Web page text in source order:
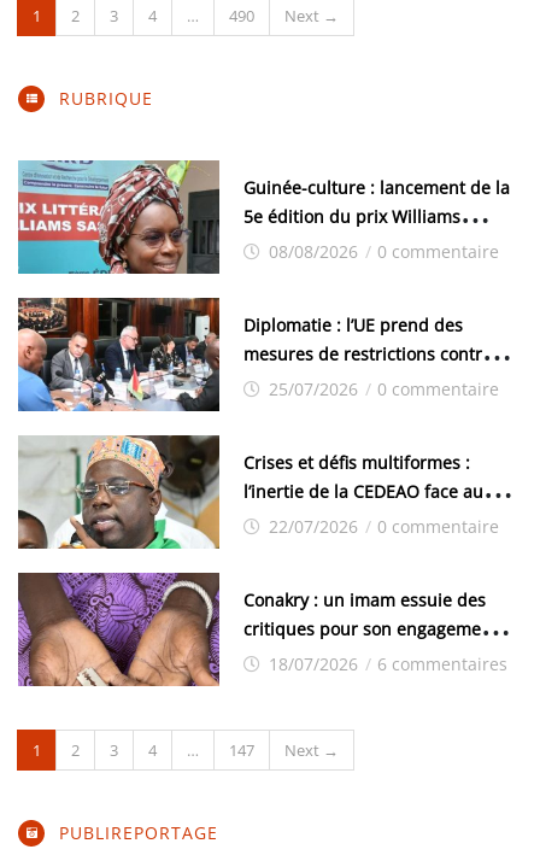
1 2 3 4 … 490 Next →
RUBRIQUE
Guinée-culture : lancement de la
5e édition du prix Williams
Sassine à Conakry
08/08/2026 / 0 commentaire
Diplomatie : l’UE prend des
mesures de restrictions contre la
Guinée : Conakry riposte
25/07/2026 / 0 commentaire
Crises et défis multiformes :
l’inertie de la CEDEAO face aux
dérives autoritaires qui menacent
22/07/2026 / 0 commentaire
Conakry : un imam essuie des
critiques pour son engagement
contre l’excision
18/07/2026 / 6 commentaires
1 2 3 4 … 147 Next →
PUBLIREPORTAGE